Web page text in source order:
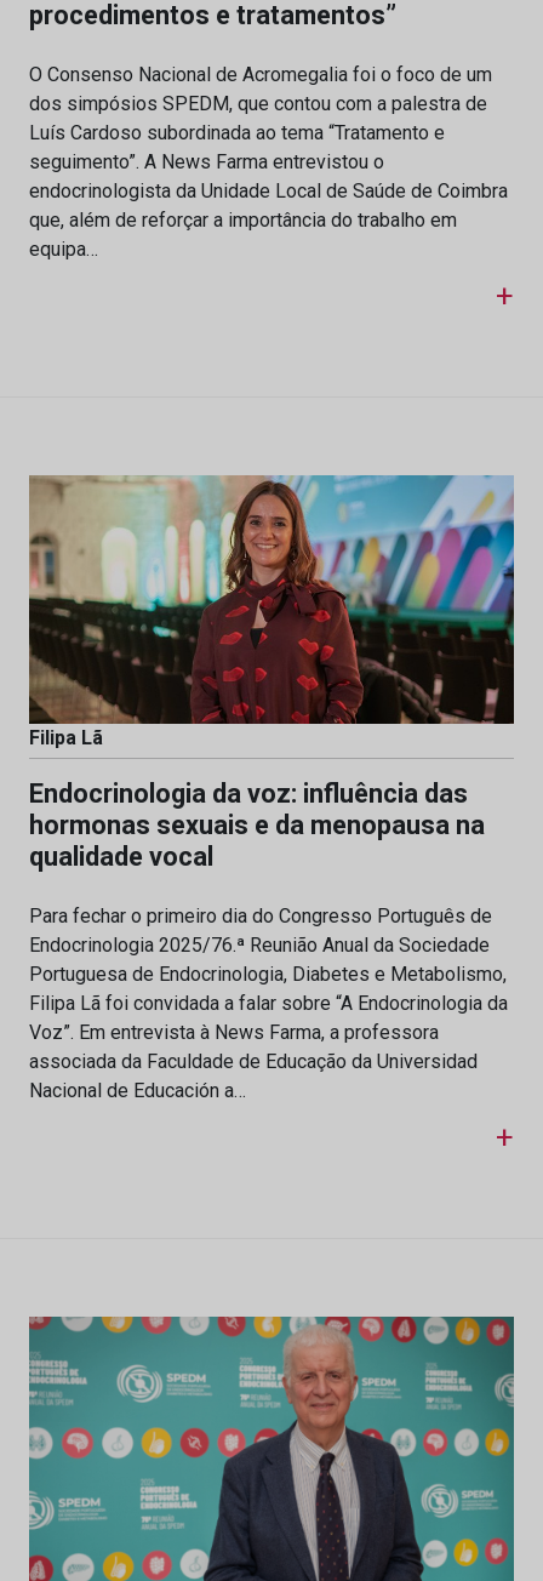
procedimentos e tratamentos”
O Consenso Nacional de Acromegalia foi o foco de um
dos simpósios SPEDM, que contou com a palestra de
Luís Cardoso subordinada ao tema “Tratamento e
seguimento”. A News Farma entrevistou o
endocrinologista da Unidade Local de Saúde de Coimbra
que, além de reforçar a importância do trabalho em
equipa…
+
Filipa Lã
Endocrinologia da voz: influência das
hormonas sexuais e da menopausa na
qualidade vocal
Para fechar o primeiro dia do Congresso Português de
Endocrinologia 2025/76.ª Reunião Anual da Sociedade
Portuguesa de Endocrinologia, Diabetes e Metabolismo,
Filipa Lã foi convidada a falar sobre “A Endocrinologia da
Voz”. Em entrevista à News Farma, a professora
associada da Faculdade de Educação da Universidad
Nacional de Educación a…
+